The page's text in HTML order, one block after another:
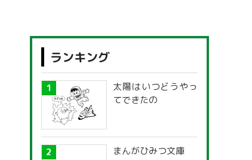
ランキング
太陽はいつどうやっ
てできたの
まんがひみつ文庫